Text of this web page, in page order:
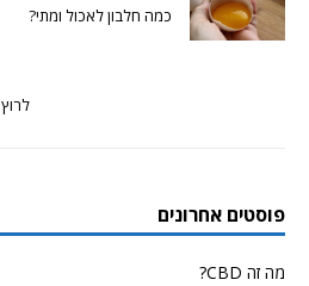
כמה חלבון לאכול ומתי?
פוסטים אחרונים
מה זה CBD?